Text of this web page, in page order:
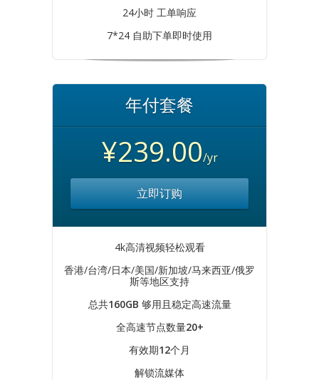
24小时 工单响应
7*24 自助下单即时使用
年付套餐
¥239.00/yr
立即订购
4k高清视频轻松观看
香港/台湾/日本/美国/新加坡/马来西亚/俄罗
斯等地区支持
总共160GB 够用且稳定高速流量
全高速节点数量20+
有效期12个月
解锁流媒体